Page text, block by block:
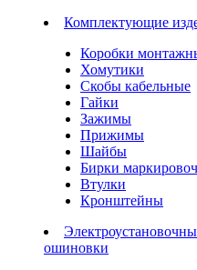
Комплектующие
Коробки
Хомутики
Скобы кабельные
Гайки
Зажимы
Прижимы
Шайбы
Бирки
Втулки
Кронштейны
ошиновки